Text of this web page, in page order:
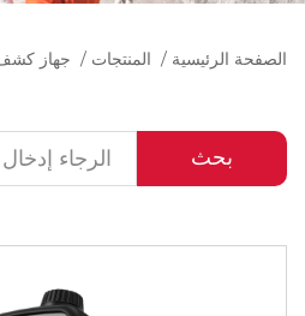
الصفحة الرئيسية/المنتجات/جهاز كشف CBRNE
بحث